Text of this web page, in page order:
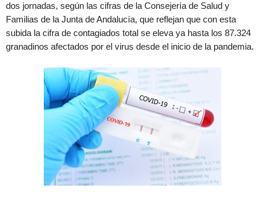
dos jornadas, según las cifras de la Consejería de Salud y
Familias de la Junta de Andalucía, que reflejan que con esta
subida la cifra de contagiados total se eleva ya hasta los 87.324
granadinos afectados por el virus desde el inicio de la pandemia.